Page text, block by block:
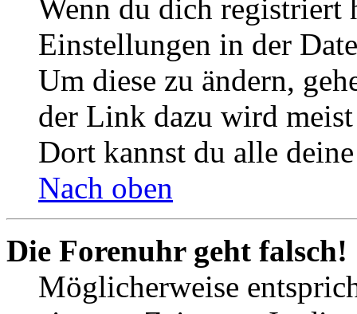
Wenn du dich registriert
Einstellungen in der
Um diese zu ändern,
der Link dazu wird
Dort kannst du alle
Nach oben
Die Forenuhr geht falsch!
Möglicherweise